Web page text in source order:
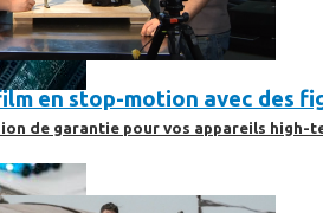
de garantie pour vos appareils high-
en stop-motion avec des